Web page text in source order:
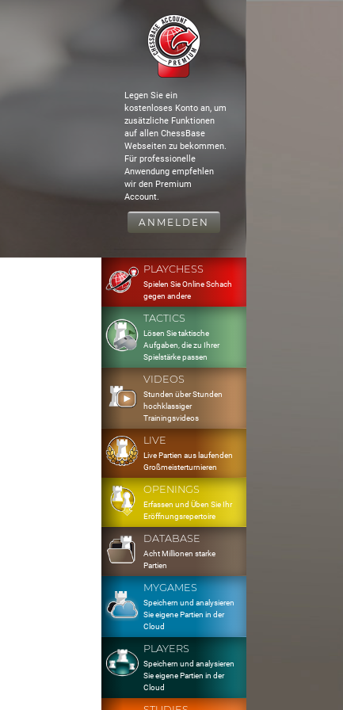
Legen Sie ein
kostenloses Konto an, um
zusätzliche Funktionen
auf allen ChessBase
Webseiten zu bekommen.
Für professionelle
Anwendung empfehlen
wir den Premium
Account.
ANMELDEN
PLAYCHESS
Spielen Sie Online Schach
gegen andere
TACTICS
Lösen Sie taktische
Aufgaben, die zu Ihrer
Spielstärke passen
VIDEOS
Stunden über Stunden
hochklassiger
Trainingsvideos
LIVE
Live Partien aus laufenden
Großmeisterturnieren
OPENINGS
Erfassen und Üben Sie Ihr
Eröffnungsrepertoire
DATABASE
Acht Millionen starke
Partien
MYGAMES
Speichern und analysieren
Sie eigene Partien in der
Cloud
PLAYERS
Speichern und analysieren
Sie eigene Partien in der
Cloud